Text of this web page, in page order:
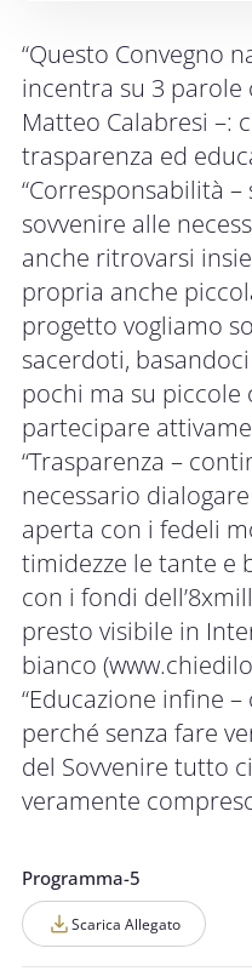
“Questo Convegno
incentra su 3 parole
Matteo Calabresi –:
trasparenza ed
“Corresponsabilità –
sovvenire alle
anche ritrovarsi
propria anche
progetto vogliamo
sacerdoti,
pochi ma su
partecipare
“Trasparenza –
necessario
aperta con i fedeli
timidezze le tante e
con i fondi
presto visibile in
bianco (
“Educazione infine
perché senza fare
del Sovvenire tutto
veramente
Programma-5
Scarica Allegato